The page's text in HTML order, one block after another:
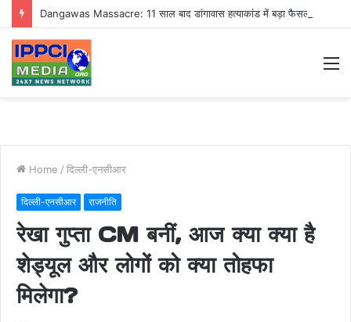
Home / दिल्ली-एनसीआर
दिल्ली-एनसीआर राजनीति
रेखा गुप्ता CM बनीं, आज क्या क्या है
शेड्यूल और लोगों को क्या तोहफा
मिलेगा?